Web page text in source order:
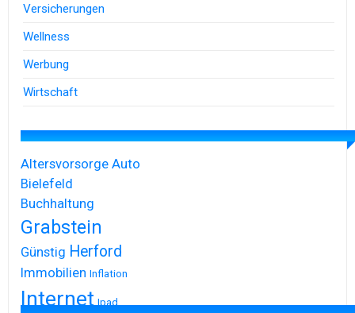
Versicherungen
Wellness
Werbung
Wirtschaft
Altersvorsorge Auto
Bielefeld
Buchhaltung
Grabstein
Günstig Herford
Immobilien Inflation
Internet Ipad